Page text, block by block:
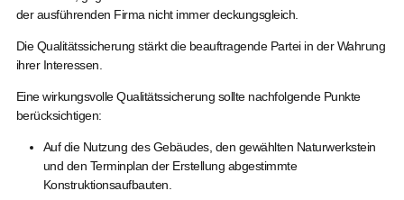
der ausführenden Firma nicht immer deckungsgleich.
Die Qualitätssicherung stärkt die beauftragende Partei in der Wahrung
ihrer Interessen.
Eine wirkungsvolle Qualitätssicherung sollte nachfolgende Punkte
berücksichtigen:
Auf die Nutzung des Gebäudes, den gewählten Naturwerkstein
und den Terminplan der Erstellung abgestimmte
Konstruktionsaufbauten.